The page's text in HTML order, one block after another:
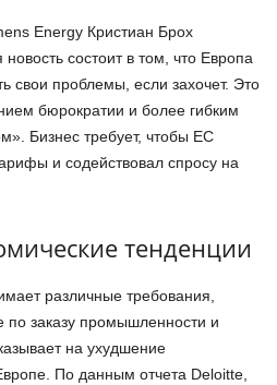
Energy Кристиан Брох
состоит в том, что Европа
свои проблемы, если захочет. Это
бюрократии и более гибким
Бизнес требует, чтобы ЕС
и содействовал спросу на
тенденции
различные требования,
по заказу промышленности и
на ухудшение
По данным отчета Deloitte,